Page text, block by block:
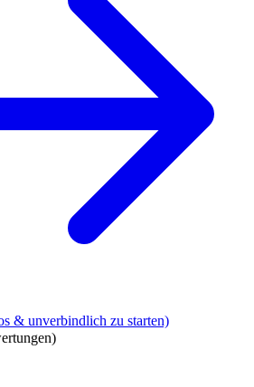
& unverbindlich zu starten)